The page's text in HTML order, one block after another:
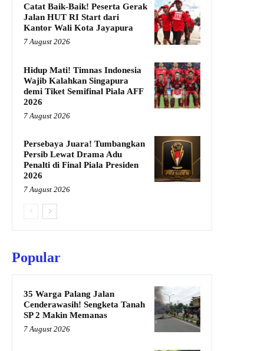
Catat Baik-Baik! Peserta Gerak
Jalan HUT RI Start dari
Kantor Wali Kota Jayapura
7 August 2026
Hidup Mati! Timnas Indonesia
Wajib Kalahkan Singapura
demi Tiket Semifinal Piala AFF
2026
7 August 2026
Persebaya Juara! Tumbangkan
Persib Lewat Drama Adu
Penalti di Final Piala Presiden
2026
7 August 2026
Popular
35 Warga Palang Jalan
Cenderawasih! Sengketa Tanah
SP 2 Makin Memanas
7 August 2026